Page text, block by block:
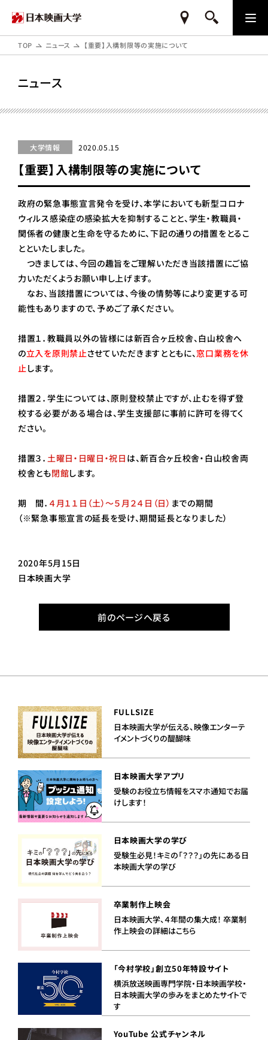
TOP ニュース 【重要】入構制限等の実施について
ニュース
大学情報 2020.05.15
【重要】入構制限等の実施について
政府の緊急事態宣言発令を受け、本学においても新型コロナ
ウィルス感染症の感染拡大を抑制することと、学生・教職員・
関係者の健康と生命を守るために、下記の通りの措置をとるこ
とといたしました。
つきましては、今回の趣旨をご理解いただき当該措置にご協
力いただくようお願い申し上げます。
なお、当該措置については、今後の情勢等により変更する可
能性もありますので、予めご了承ください。
措置１．教職員以外の皆様には新百合ヶ丘校舎、白山校舎へ
の立入を原則禁止させていただきますとともに、窓口業務を休
止します。
措置２．学生については、原則登校禁止ですが、止むを得ず登
校する必要がある場合は、学生支援部に事前に許可を得てく
ださい。
措置３． 土曜日・日曜日・祝日 は、新百合ヶ丘校舎・白山校舎両
校舎とも閉館します。
期 間． ４月１１日（土）～５月２４日（日） までの期間
（※緊急事態宣言の延長を受け、期間延長となりました）
2020年5月15日
日本映画大学
前のページへ戻る
FULLSIZE
日本映画大学が伝える、映像エンターテ
イメントづくりの醍醐味
日本映画大学アプリ
受験のお役立ち情報をスマホ通知でお届
けします！
日本映画大学の学び
受験生必見！キミの「？？？」の先にある日
本映画大学の学び
卒業制作上映会
日本映画大学、４年間の集大成！ 卒業制
作上映会の詳細はこちら
「今村学校」創立50年特設サイト
横浜放送映画専門学院・日本映画学校・
日本映画大学の歩みをまとめたサイトで
す
YouTube 公式チャンネル